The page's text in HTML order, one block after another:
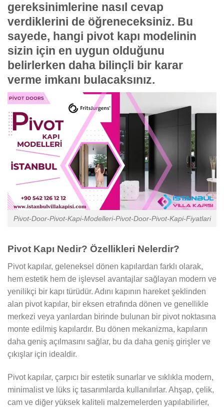
gereksinimlerine nasıl cevap
verdiklerini de öğreneceksiniz. Bu
sayede, hangi pivot kapı modelinin
sizin için en uygun olduğunu
belirlerken daha bilinçli bir karar
verme imkanı bulacaksınız.
Pivot-Door-Pivot-Kapi-Modelleri-Pivot-Door-Pivot-Kapi-Fiyatlari
Pivot Kapı Nedir? Özellikleri Nelerdir?
Pivot kapılar, geleneksel dönen kapılardan farklı olarak,
hem estetik hem de işlevsel avantajlar sağlayan modern ve
yenilikçi bir kapı türüdür. Adını kapının hareket şeklinden
alan pivot kapılar, bir eksen etrafında dönen ve genellikle
merkezi veya yanlardan birinde bulunan bir pivot noktasına
monte edilmiş kapılardır. Bu dönen mekanizma, kapıların
daha geniş açılmasını sağlar, bu da daha geniş girişler ve
çıkışlar için idealdir.
Pivot kapılar, çarpıcı bir estetik sunarlar ve sıklıkla modern,
minimalist ve lüks iç tasarımlarda kullanılırlar. Ahşap, çelik,
cam ve diğer yüksek kaliteli malzemelerden yapılabilirler,